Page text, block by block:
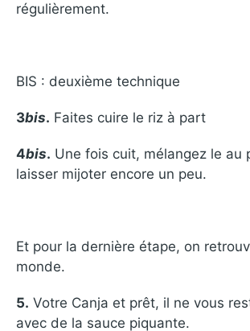
régulièrement.
BIS : deuxième technique
3bis. Faites cuire le riz à part
4bis. Une fois cuit, mélangez le au
laisser mijoter encore un peu.
Et pour la dernière étape, on
monde.
5. Votre Canja et prêt, il ne vous
avec de la sauce piquante.